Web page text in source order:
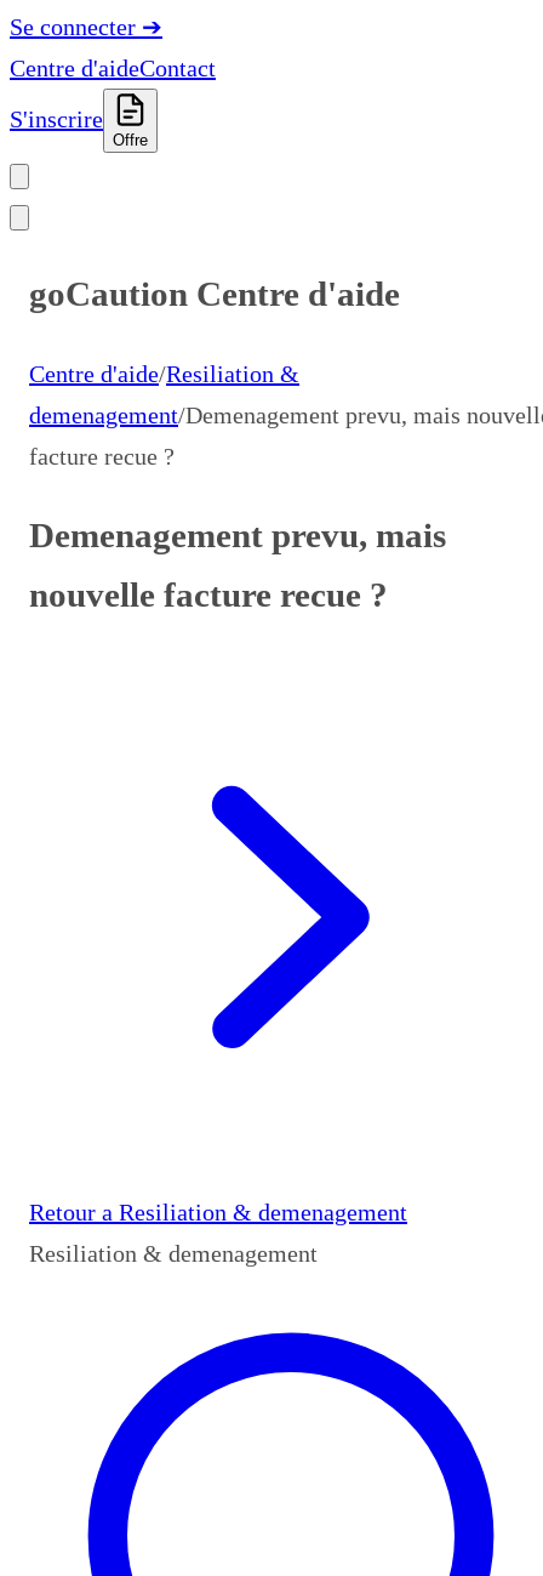
Se connecter ➔
Centre d'aideContact
S'inscrire
Offre
goCaution Centre d'aide
Centre d'aide/Resiliation &
demenagement/Demenagement prevu, mais
facture recue ?
Demenagement prevu, mais
nouvelle facture recue ?
Retour a Resiliation & demenagement
Resiliation & demenagement